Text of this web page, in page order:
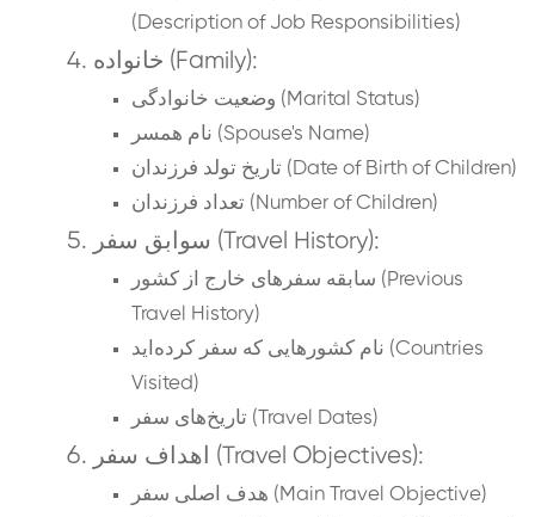
(Description of Job Responsibilities)
خانواده (Family):
وضعیت خانوادگی (Marital Status)
نام همسر (Spouse's Name)
تاریخ تولد فرزندان (Date of Birth of Children)
تعداد فرزندان (Number of Children)
سوابق سفر (Travel History):
سابقه سفرهای خارج از کشور (Previous
Travel History)
نام کشورهایی که سفر کرده‌اید (Countries
Visited)
تاریخ‌های سفر (Travel Dates)
اهداف سفر (Travel Objectives):
هدف اصلی سفر (Main Travel Objective)